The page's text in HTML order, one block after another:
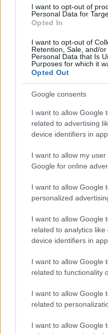
I want to opt-out of
Personal Data for
Opted In
I want to opt-out of
Retention, Sale, and/
Personal Data that Is
Purposes for which it
Opted Out
Google consents
I want to allow Google
related to advertising
device identifiers in
I want to allow my
Google for online
I want to allow Google
personalized
I want to allow Google
related to analytics
device identifiers in
I want to allow Google
related to functionality
I want to allow Google
related to
I want to allow Google
Nel peggiore dei casi
dell’amministrazione
coinvolti nei traffici
Non mi stupirei, visto
certe aree del mondo.
Continuare quindi,
europei, a siglare
massa èinutile e
Non dimenticherei
sembrare un
sicurezza, si vive
in tante città europee.
semplice.
della popolazione
,
economicamente
di provenienza
che è, in molti casi,